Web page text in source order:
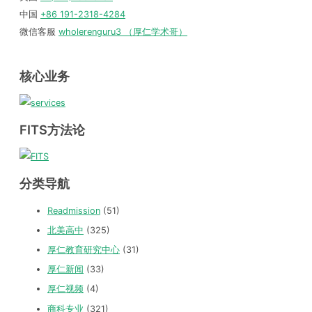
中国 +86 191-2318-4284
微信客服 wholerenguru3 （厚仁学术哥）
核心业务
FITS方法论
分类导航
Readmission (51)
北美高中 (325)
厚仁教育研究中心 (31)
厚仁新闻 (33)
厚仁视频 (4)
商科专业 (321)